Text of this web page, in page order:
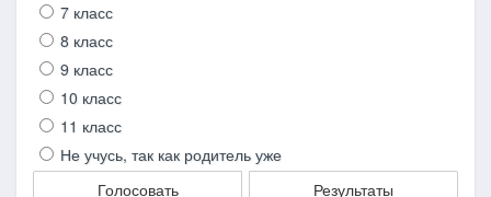
7 класс
8 класс
9 класс
10 класс
11 класс
Не учусь, так как родитель уже
Голосовать
Результаты